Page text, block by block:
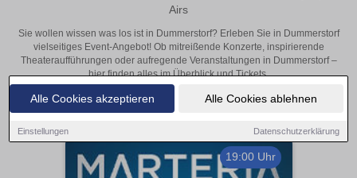
Alle Cookies akzeptieren Alle Cookies ablehnen
Einstellungen Datenschutzerklärung
Airs
Sie wollen wissen was los ist in Dummerstorf? Erleben Sie in Dummerstorf
vielseitiges Event-Angebot! Ob mitreißende Konzerte, inspirierende
Theateraufführungen oder aufregende Veranstaltungen in Dummerstorf –
hier finden alles im Überblick und Tickets.
19:00 Uhr